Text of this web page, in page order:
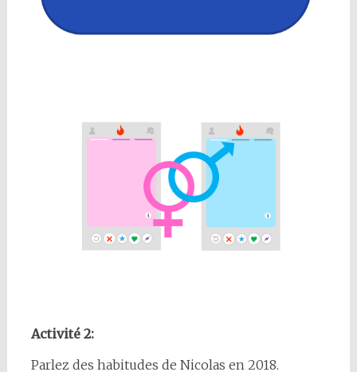
Activité 2:
Parlez des habitudes de Nicolas en 2018.